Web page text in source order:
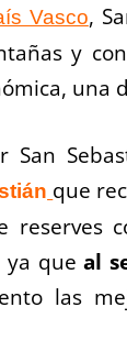
Vasco,
y
una
San
que
ya queal
las